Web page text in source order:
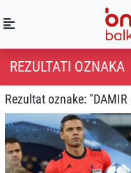
REZULTATI OZNAKA
Rezultat oznake: "DAMIR